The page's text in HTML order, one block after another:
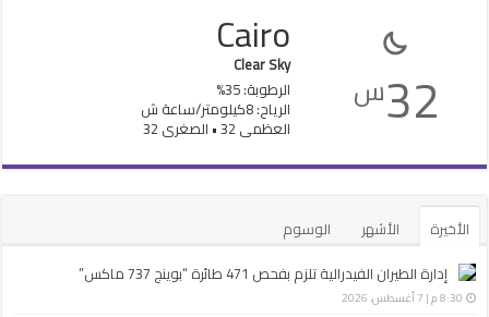
32س
Cairo
Clear Sky
الرطوبة: 35%
الرياح: 8كيلومتر/ساعة ش
العظمى 32 • الصغرى 32
الأخيرة الأشهر
الوسوم
إدارة الطيران الفيدرالية تلزم بفحص 471 طائرة “بوينج 737 ماكس”
8:30 م | 7 أغسطس، 2026